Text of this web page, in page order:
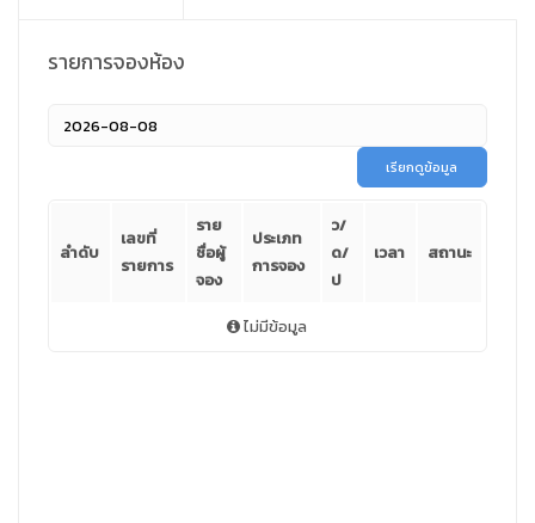
รายการจองห้อง
เรียกดูข้อมูล
ลำดับ
เลขที่
รายการ
ราย
ชื่อผู้
จอง
ประเภท
การจอง
ว/
ด/
ป
เวลา สถานะ
ไม่มีข้อมูล